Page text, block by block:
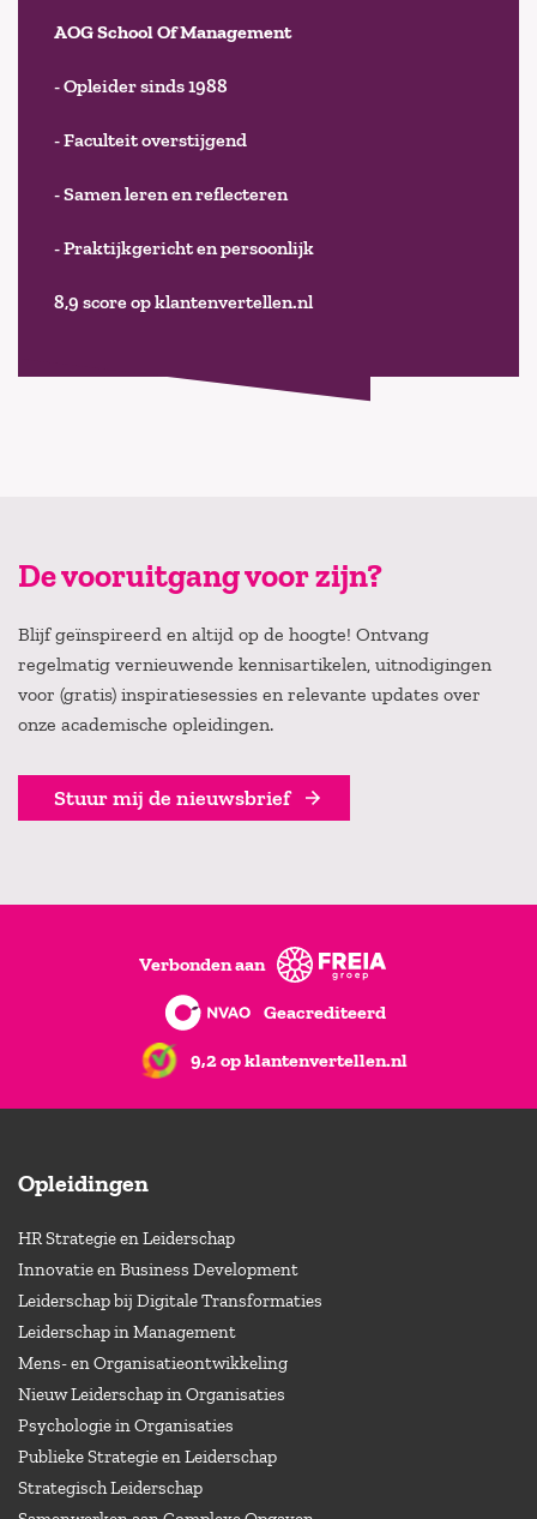
AOG School Of Management
- Opleider sinds 1988
- Faculteit overstijgend
- Samen leren en reflecteren
- Praktijkgericht en persoonlijk
8,9 score op klantenvertellen.nl
De vooruitgang voor zijn?
Blijf geïnspireerd en altijd op de hoogte! Ontvang
regelmatig vernieuwende kennisartikelen, uitnodigingen
voor (gratis) inspiratiesessies en relevante updates over
onze academische opleidingen.
Stuur mij de nieuwsbrief
Verbonden aan
Geacrediteerd
9,2 op klantenvertellen.nl
Opleidingen
HR Strategie en Leiderschap
Innovatie en Business Development
Leiderschap bij Digitale Transformaties
Leiderschap in Management
Mens- en Organisatieontwikkeling
Nieuw Leiderschap in Organisaties
Psychologie in Organisaties
Publieke Strategie en Leiderschap
Strategisch Leiderschap